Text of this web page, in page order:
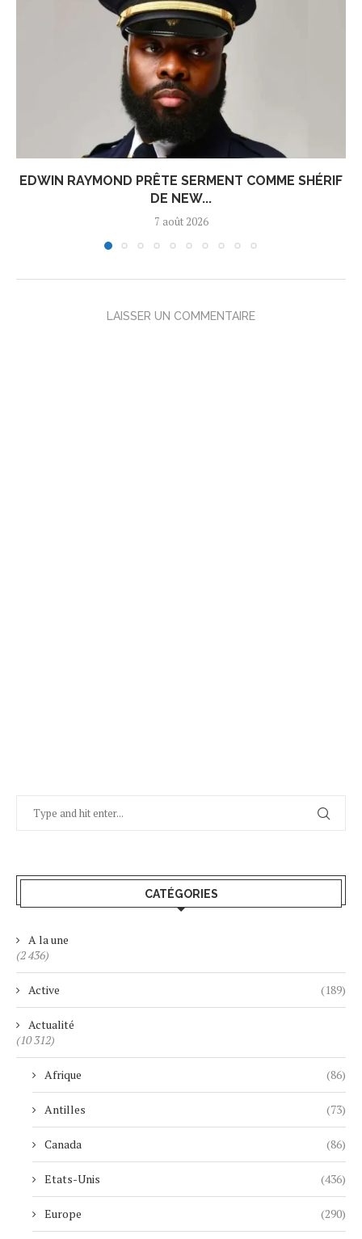
EDWIN RAYMOND PRÊTE SERMENT COMME SHÉRIF
DE NEW...
7 août 2026
LAISSER UN COMMENTAIRE
CATÉGORIES
A la une
(2 436)
Active (189)
Actualité
(10 312)
Afrique (86)
Antilles (73)
Canada (86)
Etats-Unis (436)
Europe (290)